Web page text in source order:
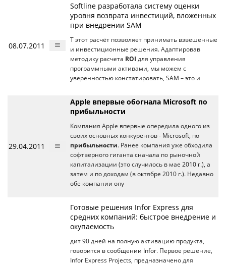
08.07.2011
Softline разработала систему оценки
уровня возврата инвестиций, вложенных
при внедрении SAM
Т этот расчёт позволяет принимать взвешенные
и инвестиционные решения. Адаптировав
методику расчета ROI для управления
программными активами, мы можем с
уверенностью констатировать, SAM – это и
29.04.2011
Apple впервые обогнала Microsoft по
прибыльности
Компания Apple впервые опередила одного из
своих основных конкурентов - Microsoft, по
прибыльности. Ранее компания уже обходила
софтверного гиганта сначала по рыночной
капитализации (это случилось в мае 2010 г.), а
затем и по доходам (в октябре 2010 г.). Недавно
обе компании опу
Готовые решения Infor Express для
средних компаний: быстрое внедрение и
окупаемость
дит 90 дней на полную активацию продукта,
говорится в сообщении Infor. Первое решение,
Infor Express Projects, предназначено для